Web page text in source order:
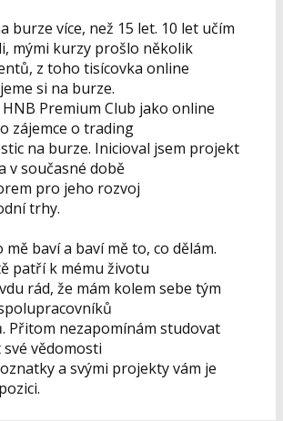
burze více, než 15 let. 10 let učím
mými kurzy prošlo několik
z toho tisícovka online
si na burze.
Premium Club jako online
zájemce o trading
na burze. Inicioval jsem projekt
v současné době
pro jeho rozvoj
trhy.
mě baví a baví mě to, co dělám.
patří k mému životu
rád, že mám kolem sebe tým
Přitom nezapomínám studovat
vědomosti
a svými projekty vám je